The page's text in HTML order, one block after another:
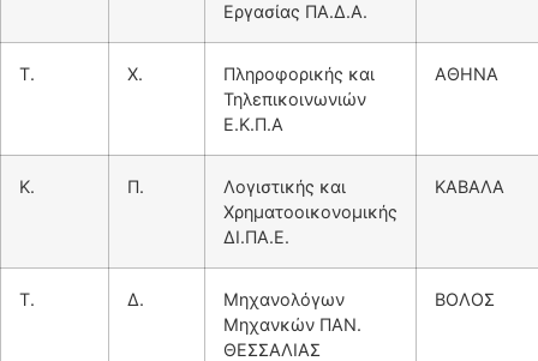
Εργασίας ΠΑ.Δ.Α.
Τ. Χ.
Πληροφορικής και
Τηλεπικοινωνιών
Ε.Κ.Π.Α
ΑΘΗΝΑ
Κ. Π.
Λογιστικής και
Χρηματοοικονομικής
ΔΙ.ΠΑ.Ε.
ΚΑΒΑΛΑ
Τ. Δ.
Μηχανολόγων
Μηχανκών ΠΑΝ.
ΘΕΣΣΑΛΙΑΣ
ΒΟΛΟΣ